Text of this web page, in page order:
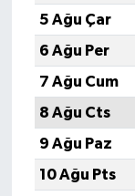
5 Ağu Çar
6 Ağu Per
7 Ağu Cum
8 Ağu Cts
9 Ağu Paz
10 Ağu Pts